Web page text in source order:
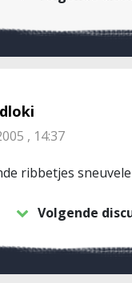
, 14:37
ribbetjes
Volgende